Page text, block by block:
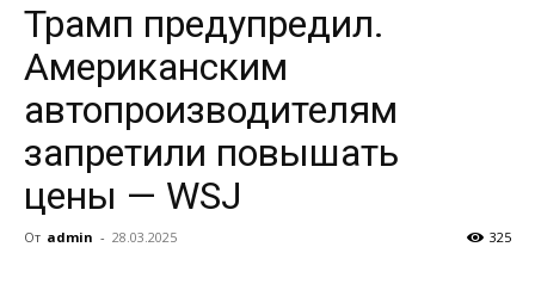
Трамп предупредил.
Американским
автопроизводителям
запретили повышать
цены — WSJ
От admin - 28.03.2025 325